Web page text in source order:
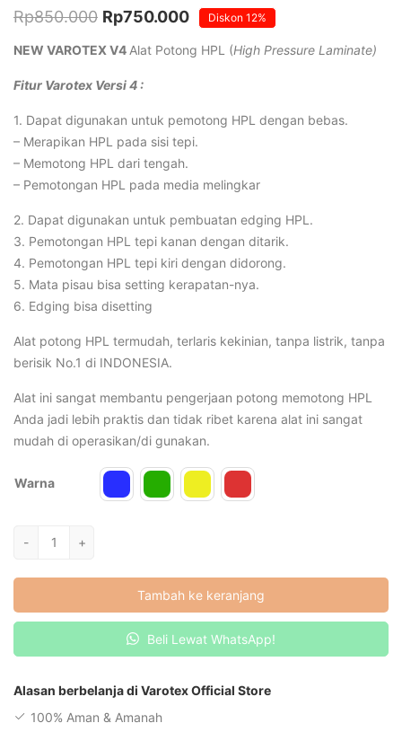
Rp850.000 Harga
aslinya
Rp750.000Harga
saat
Rp750.000.
Diskon 12%
NEW VAROTEX V4 Alat Potong HPL (High Pressure Laminate)
Fitur Varotex Versi 4 :
1. Dapat digunakan untuk pemotong HPL dengan bebas.
– Merapikan HPL pada sisi tepi.
– Memotong HPL dari tengah.
– Pemotongan HPL pada media melingkar
2. Dapat digunakan untuk pembuatan edging HPL.
3. Pemotongan HPL tepi kanan dengan ditarik.
4. Pemotongan HPL tepi kiri dengan didorong.
5. Mata pisau bisa setting kerapatan-nya.
6. Edging bisa disetting
Alat potong HPL termudah, terlaris kekinian, tanpa listrik, tanpa
berisik No.1 di INDONESIA.
Alat ini sangat membantu pengerjaan potong memotong HPL
Anda jadi lebih praktis dan tidak ribet karena alat ini sangat
mudah di operasikan/di gunakan.
Warna
-
Kuantitas
V4
+
Tambah ke keranjang
Beli Lewat WhatsApp!
Alasan berbelanja di Varotex Official Store
100% Aman & Amanah